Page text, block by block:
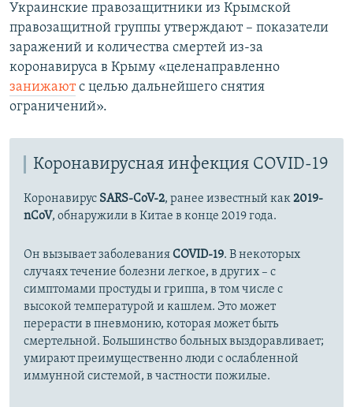
Украинские правозащитники из Крымской
правозащитной группы утверждают – показатели
заражений и количества смертей из-за
коронавируса в Крыму «целенаправленно
занижаютс целью дальнейшего снятия
ограничений».
Коронавирусная инфекция COVID-19
Коронавирус SARS-CoV-2, ранее известный как2019-
nCoV, обнаружили в Китае в конце 2019 года.
Он вызывает заболеванияCOVID-19. В некоторых
случаях течение болезни легкое, в других – с
симптомами простуды и гриппа, в том числе с
высокой температурой и кашлем. Это может
перерасти в пневмонию, которая может быть
смертельной. Большинство больных выздоравливает;
умирают преимущественно люди с ослабленной
иммунной системой, в частности пожилые.